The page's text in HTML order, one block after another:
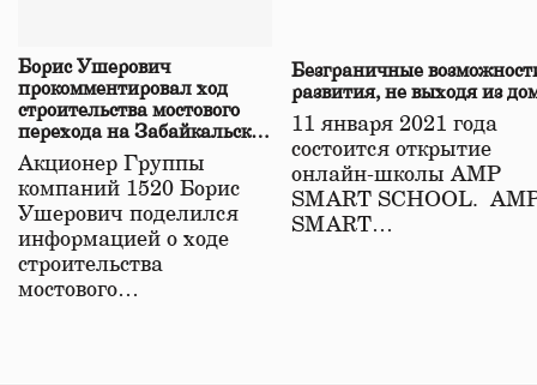
Борис Ушерович
прокомментировал ход
строительства мостового
перехода на Забайкальской
железной дороге
Акционер Группы
компаний 1520 Борис
Ушерович поделился
информацией о ходе
строительства
мостового…
Безграничные
развития, не выходя из
11 января 2021 года
состоится открытие
онлайн-школы АМР
SMART SCHOOL.
SMART…